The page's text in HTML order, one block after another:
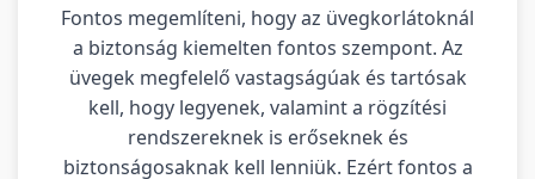
Fontos megemlíteni, hogy az üvegkorlátoknál
a biztonság kiemelten fontos szempont. Az
üvegek megfelelő vastagságúak és tartósak
kell, hogy legyenek, valamint a rögzítési
rendszereknek is erőseknek és
biztonságosaknak kell lenniük. Ezért fontos a